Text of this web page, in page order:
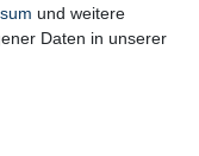
und weitere
Daten in unserer